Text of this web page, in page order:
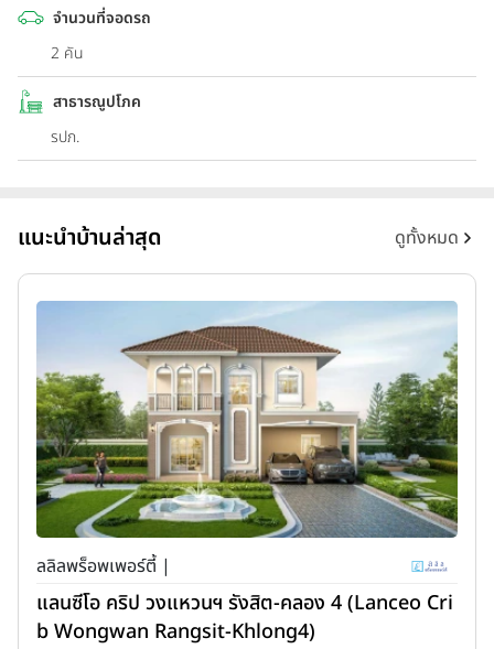
จำนวนที่จอดรถ
2 คัน
สาธารณูปโภค
รปภ.
แนะนำบ้านล่าสุด ดูทั้งหมด
ลลิลพร็อพเพอร์ตี้ |
แลนซีโอ คริป วงแหวนฯ รังสิต-คลอง 4 (Lanceo Cri
b Wongwan Rangsit-Khlong4)